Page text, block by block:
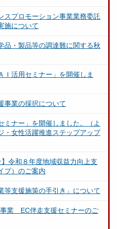
スプロモーション事業業務委託
施について
品・製品等の調達難に関する秋
Ｉ活用セミナー」を開催しま
事業の採択について
ミナー」を開催しました。（よ
・女性活躍推進ステップアップ
】令和８年度地域収益力向上支
プ）のご案内
等支援施策の手引き」について
業 EC伴走支援セミナーのご